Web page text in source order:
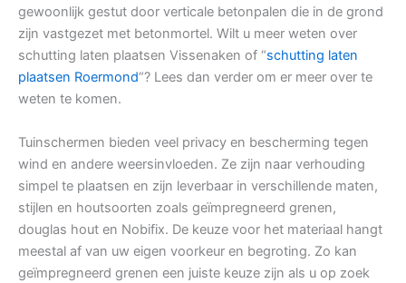
gewoonlijk gestut door verticale betonpalen die in de grond
zijn vastgezet met betonmortel. Wilt u meer weten over
schutting laten plaatsen Vissenaken of “schutting laten
plaatsen Roermond“? Lees dan verder om er meer over te
weten te komen.
Tuinschermen bieden veel privacy en bescherming tegen
wind en andere weersinvloeden. Ze zijn naar verhouding
simpel te plaatsen en zijn leverbaar in verschillende maten,
stijlen en houtsoorten zoals geïmpregneerd grenen,
douglas hout en Nobifix. De keuze voor het materiaal hangt
meestal af van uw eigen voorkeur en begroting. Zo kan
geïmpregneerd grenen een juiste keuze zijn als u op zoek